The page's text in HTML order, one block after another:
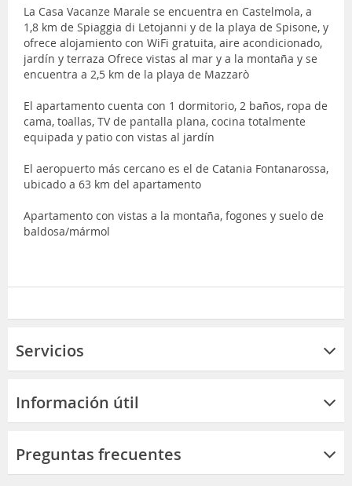
La Casa Vacanze Marale se encuentra en Castelmola, a
1,8 km de Spiaggia di Letojanni y de la playa de Spisone, y
ofrece alojamiento con WiFi gratuita, aire acondicionado,
jardín y terraza Ofrece vistas al mar y a la montaña y se
encuentra a 2,5 km de la playa de Mazzarò
El apartamento cuenta con 1 dormitorio, 2 baños, ropa de
cama, toallas, TV de pantalla plana, cocina totalmente
equipada y patio con vistas al jardín
El aeropuerto más cercano es el de Catania Fontanarossa,
ubicado a 63 km del apartamento
Apartamento con vistas a la montaña, fogones y suelo de
baldosa/mármol
Servicios
Información útil
Preguntas frecuentes